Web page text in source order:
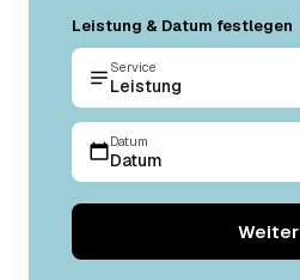
Leistung & Datum festlegen
Service
Leistung
Datum
Datum
Weiter